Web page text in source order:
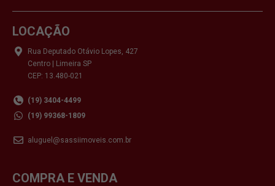
LOCAÇÃO
Rua Deputado Otávio Lopes, 427
Centro | Limeira SP
CEP: 13.480-021
(19) 3404-4499
(19) 99368-1809
aluguel@sassiimoveis.com.br
COMPRA E VENDA